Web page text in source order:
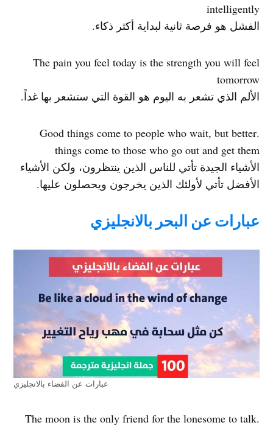
intelligently
الفشل هو فرصة ثانية لبداية أكثر ذكاء.
The pain you feel today is the strength you will feel
tomorrow
الألم الذي تشعر به اليوم هو القوة التي ستشعر بها غداً.
.Good things come to people who wait, but better
things come to those who go out and get them
الأشياء الجيدة تأتي للناس الذين ينتظرون، ولكن الأشياء
الأفضل تأتي لأولئك الذين يخرجون ويحصلون عليها.
عبارات عن البحر بالانجليزي
عبارات عن الفضاء بالانجليزي
.The moon is the only friend for the lonesome to talk